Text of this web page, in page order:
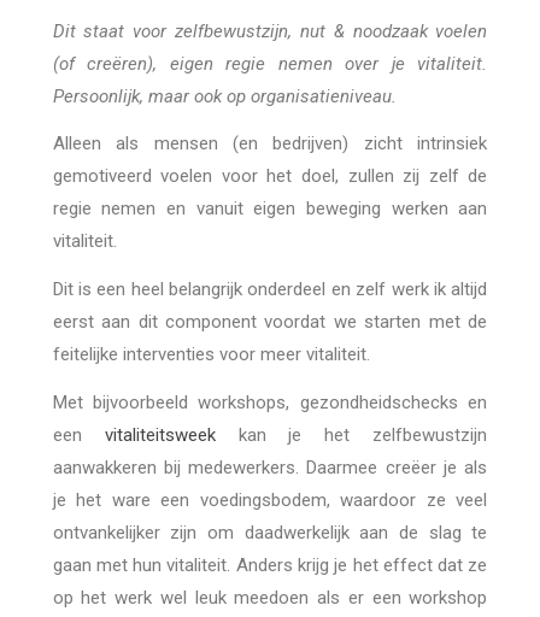
Dit staat voor zelfbewustzijn, nut & noodzaak voelen
(of creëren), eigen regie nemen over je vitaliteit.
Persoonlijk, maar ook op organisatieniveau.
Alleen als mensen (en bedrijven) zicht intrinsiek
gemotiveerd voelen voor het doel, zullen zij zelf de
regie nemen en vanuit eigen beweging werken aan
vitaliteit.
Dit is een heel belangrijk onderdeel en zelf werk ik altijd
eerst aan dit component voordat we starten met de
feitelijke interventies voor meer vitaliteit.
Met bijvoorbeeld workshops, gezondheidschecks en
een vitaliteitsweek kan je het zelfbewustzijn
aanwakkeren bij medewerkers. Daarmee creëer je als
je het ware een voedingsbodem, waardoor ze veel
ontvankelijker zijn om daadwerkelijk aan de slag te
gaan met hun vitaliteit. Anders krijg je het effect dat ze
op het werk wel leuk meedoen als er een workshop